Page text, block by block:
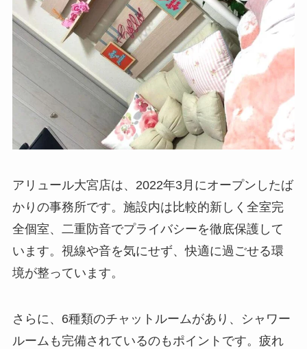
アリュール大宮店は、2022年3月にオープンしたば
かりの事務所です。施設内は比較的新しく全室完
全個室、二重防音でプライバシーを徹底保護して
います。視線や音を気にせず、快適に過ごせる環
境が整っています。
さらに、6種類のチャットルームがあり、シャワー
ルームも完備されているのもポイントです。疲れ